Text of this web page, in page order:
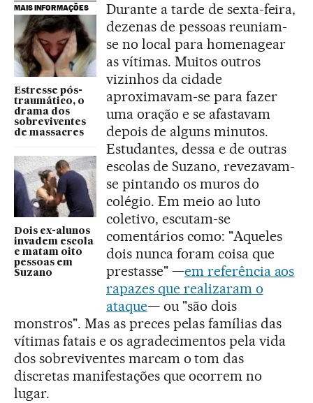
MAIS INFORMAÇÕES
Estresse pós-
traumático, o
drama dos
sobreviventes
de massacres
Dois ex-alunos
invadem escola
e matam oito
pessoas em
Suzano
Durante a tarde de sexta-feira,
dezenas de pessoas reuniam-
se no local para homenagear
as vítimas. Muitos outros
vizinhos da cidade
aproximavam-se para fazer
uma oração e se afastavam
depois de alguns minutos.
Estudantes, dessa e de outras
escolas de Suzano, revezavam-
se pintando os muros do
colégio. Em meio ao luto
coletivo, escutam-se
comentários como: "Aqueles
dois nunca foram coisa que
prestasse" —em referência aos
rapazes que realizaram o
ataque— ou "são dois
monstros". Mas as preces pelas famílias das
vítimas fatais e os agradecimentos pela vida
dos sobreviventes marcam o tom das
discretas manifestações que ocorrem no
lugar.